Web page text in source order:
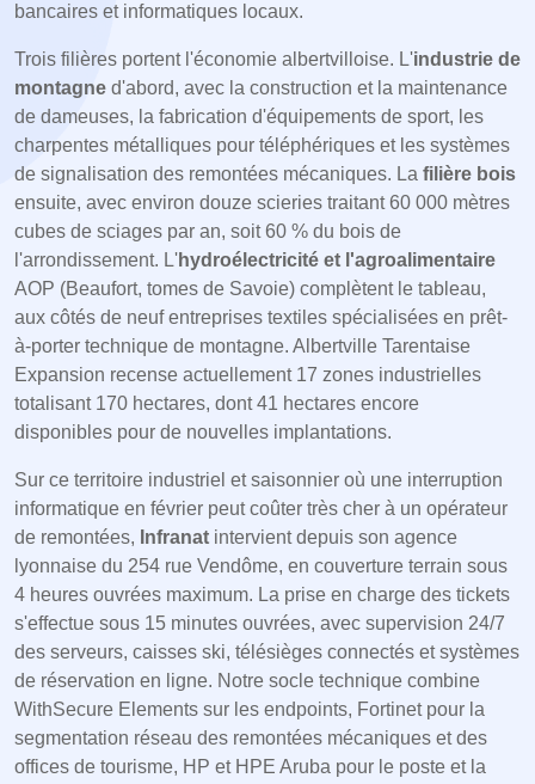
bancaires et informatiques locaux.
Trois filières portent l'économie albertvilloise. L'industrie de
montagne d'abord, avec la construction et la maintenance
de dameuses, la fabrication d'équipements de sport, les
charpentes métalliques pour téléphériques et les systèmes
de signalisation des remontées mécaniques. La filière bois
ensuite, avec environ douze scieries traitant 60 000 mètres
cubes de sciages par an, soit 60 % du bois de
l'arrondissement. L'hydroélectricité et l'agroalimentaire
AOP (Beaufort, tomes de Savoie) complètent le tableau,
aux côtés de neuf entreprises textiles spécialisées en prêt-
à-porter technique de montagne. Albertville Tarentaise
Expansion recense actuellement 17 zones industrielles
totalisant 170 hectares, dont 41 hectares encore
disponibles pour de nouvelles implantations.
Sur ce territoire industriel et saisonnier où une interruption
informatique en février peut coûter très cher à un opérateur
de remontées, Infranat intervient depuis son agence
lyonnaise du 254 rue Vendôme, en couverture terrain sous
4 heures ouvrées maximum. La prise en charge des tickets
s'effectue sous 15 minutes ouvrées, avec supervision 24/7
des serveurs, caisses ski, télésièges connectés et systèmes
de réservation en ligne. Notre socle technique combine
WithSecure Elements sur les endpoints, Fortinet pour la
segmentation réseau des remontées mécaniques et des
offices de tourisme, HP et HPE Aruba pour le poste et la